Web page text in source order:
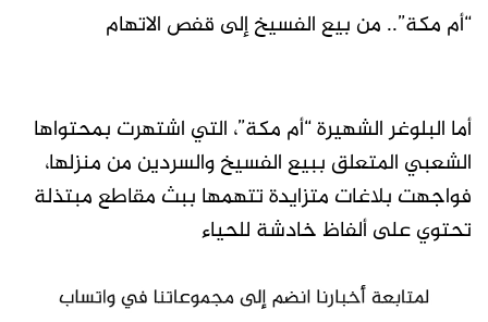
“أم مكة”.. من بيع الفسيخ إلى قفص الاتهام
أما البلوغر الشهيرة “أم مكة”، التي اشتهرت بمحتواها
الشعبي المتعلق ببيع الفسيخ والسردين من منزلها،
فواجهت بلاغات متزايدة تتهمها ببث مقاطع مبتذلة
تحتوي على ألفاظ خادشة للحياء